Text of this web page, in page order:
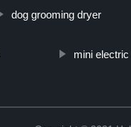
dog grooming dryer
mini